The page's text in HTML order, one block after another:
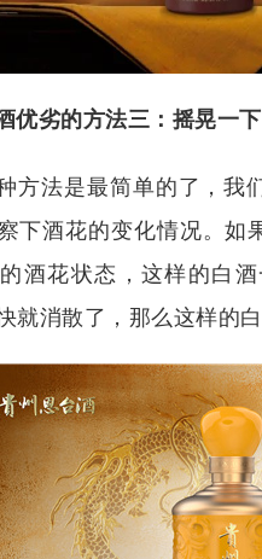
优劣的方法三：摇晃一下
方法是最简单的了，我
下酒花的变化情况。如
酒花状态，这样的白
就消散了，那么这样的